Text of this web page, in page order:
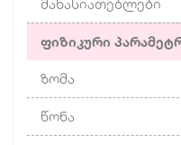
მახასიათებლები
ფიზიკური
ზომა
წონა